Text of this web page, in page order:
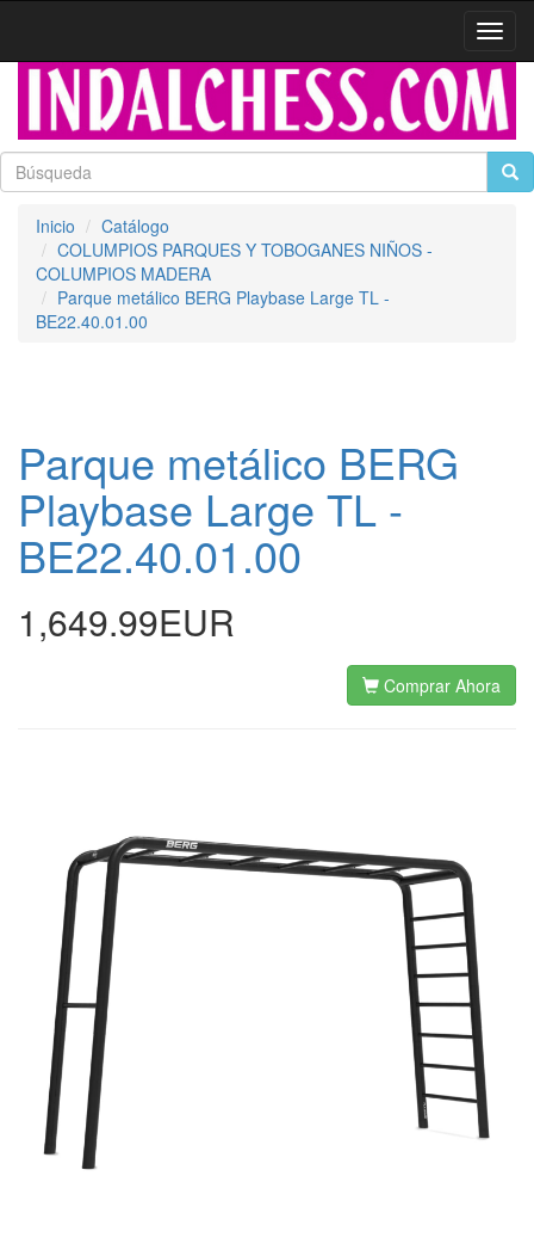
Inicio
Catálogo
COLUMPIOS PARQUES Y TOBOGANES NIÑOS -
COLUMPIOS MADERA
Parque metálico BERG Playbase Large TL -
BE22.40.01.00
Parque metálico BERG
Playbase Large TL -
BE22.40.01.00
1,649.99EUR
Comprar Ahora